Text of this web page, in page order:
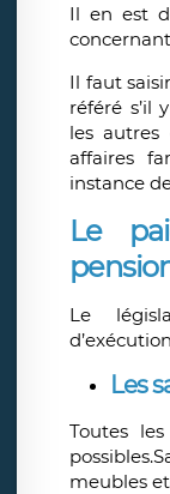
Il en est
Il faut
référé s’il
les
affaires
instance
Le
Le
Les
Toutes
meubles